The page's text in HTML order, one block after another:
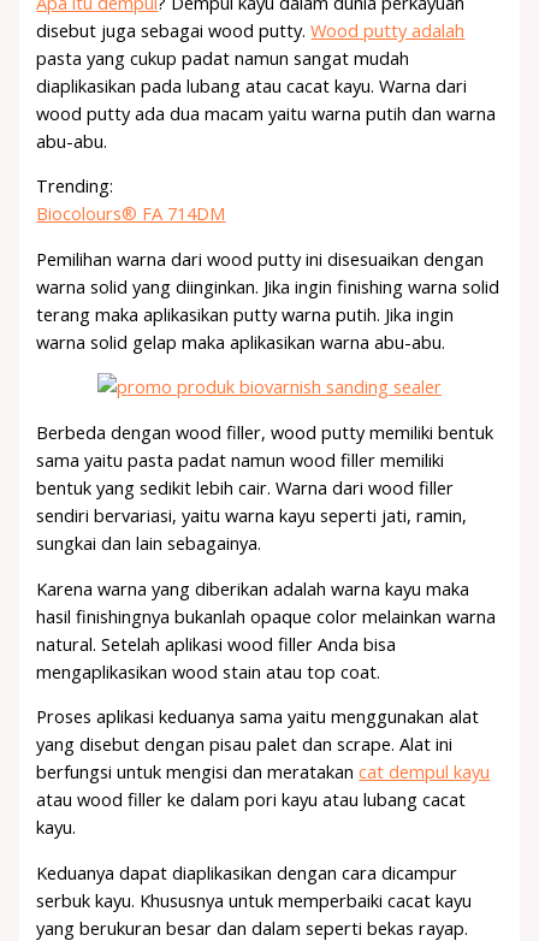
disebut juga sebagai wood putty.Wood putty adalah
pasta yang cukup padat namun sangat mudah
diaplikasikan pada lubang atau cacat kayu. Warna dari
wood putty ada dua macam yaitu warna putih dan warna
abu-abu.
Trending:
Biocolours® FA 714DM
Pemilihan warna dari wood putty ini disesuaikan dengan
warna solid yang diinginkan. Jika ingin finishing warna solid
terang maka aplikasikan putty warna putih. Jika ingin
warna solid gelap maka aplikasikan warna abu-abu.
Berbeda dengan wood filler, wood putty memiliki bentuk
sama yaitu pasta padat namun wood filler memiliki
bentuk yang sedikit lebih cair. Warna dari wood filler
sendiri bervariasi, yaitu warna kayu seperti jati, ramin,
sungkai dan lain sebagainya.
Karena warna yang diberikan adalah warna kayu maka
hasil finishingnya bukanlah opaque color melainkan warna
natural. Setelah aplikasi wood filler Anda bisa
mengaplikasikan wood stain atau top coat.
Proses aplikasi keduanya sama yaitu menggunakan alat
yang disebut dengan pisau palet dan scrape. Alat ini
berfungsi untuk mengisi dan meratakancat dempul kayu
atau wood filler ke dalam pori kayu atau lubang cacat
kayu.
Keduanya dapat diaplikasikan dengan cara dicampur
serbuk kayu. Khususnya untuk memperbaiki cacat kayu
yang berukuran besar dan dalam seperti bekas rayap.